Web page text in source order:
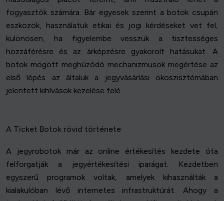
fogyasztók számára. Bár egyesek szerint a botok csupán
eszközök, használatuk etikai és jogi kérdéseket vet fel,
különösen, ha figyelembe vesszük a tisztességes
hozzáférésre és az árképzésre gyakorolt hatásukat. A
botok mögött meghúzódó mechanizmusok megértése az
első lépés az általuk a jegyvásárlási ökoszisztémában
jelentett kihívások kezelése felé.
A Ticket Botok rövid története
A jegyrobotok már az online értékesítés kezdete óta
felforgatják a jegyértékesítési iparágat. Kezdetben
egyszerű programok voltak, amelyek kihasználták a
kialakulóban lévő internetes infrastruktúrát. Ahogy a